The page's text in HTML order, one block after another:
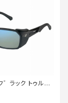
゛ラック トゥルー
ーミラー